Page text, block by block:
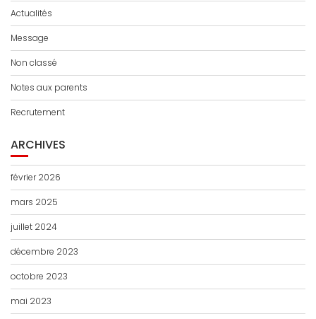
Actualités
Message
Non classé
Notes aux parents
Recrutement
ARCHIVES
février 2026
mars 2025
juillet 2024
décembre 2023
octobre 2023
mai 2023